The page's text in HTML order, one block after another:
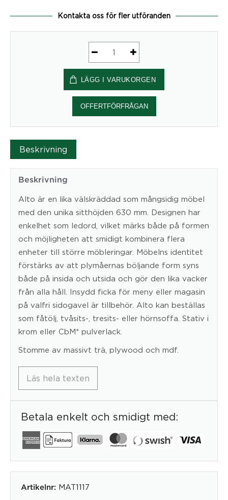
Kontakta oss för fler utföranden
ALTO
mängd
LÄGG I VARUKORGEN
OFFERTFÖRFRÅGAN
Beskrivning
Beskrivning
Alto är en lika välskräddad som mångsidig möbel
med den unika sitthöjden 630 mm. Designen har
enkelhet som ledord, vilket märks både på formen
och möjligheten att smidigt kombinera flera
enheter till större möbleringar. Möbelns identitet
förstärks av att plymåernas böljande form syns
både på insida och utsida och gör den lika vacker
från alla håll. Insydd ficka för meny eller magasin
på valfri sidogavel är tillbehör. Alto kan beställas
som fåtölj, tvåsits-, tresits- eller hörnsoffa. Stativ i
krom eller CbM* pulverlack.
Stomme av massivt trä, plywood och mdf.
Läs hela texten
Betala enkelt och smidigt med:
Artikelnr: MAT1117